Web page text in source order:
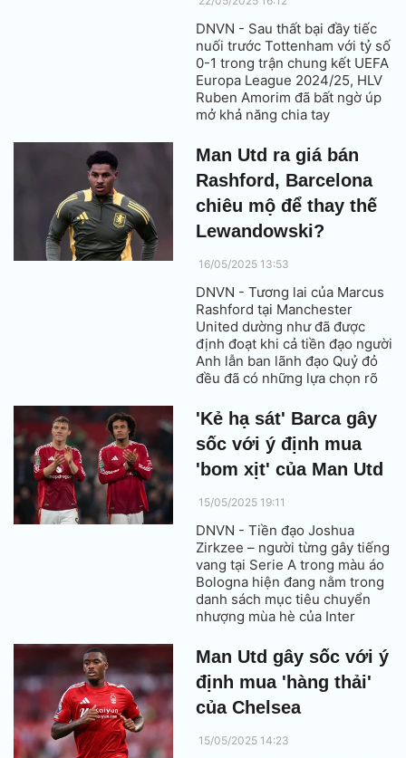
DNVN - Sau thất bại đầy tiếc
nuối trước Tottenham với tỷ số
0-1 trong trận chung kết UEFA
Europa League 2024/25, HLV
Ruben Amorim đã bất ngờ úp
mở khả năng chia tay
Man Utd ra giá bán
Rashford, Barcelona
chiêu mộ để thay thế
Lewandowski?
16/05/2025 13:53
DNVN - Tương lai của Marcus
Rashford tại Manchester
United dường như đã được
định đoạt khi cả tiền đạo người
Anh lẫn ban lãnh đạo Quỷ đỏ
đều đã có những lựa chọn rõ
'Kẻ hạ sát' Barca gây
sốc với ý định mua
'bom xịt' của Man Utd
15/05/2025 19:11
DNVN - Tiền đạo Joshua
Zirkzee – người từng gây tiếng
vang tại Serie A trong màu áo
Bologna hiện đang nằm trong
danh sách mục tiêu chuyển
nhượng mùa hè của Inter
quyền vào chung kết
Champions League.
Man Utd gây sốc với ý
định mua 'hàng thải'
của Chelsea
15/05/2025 14:23